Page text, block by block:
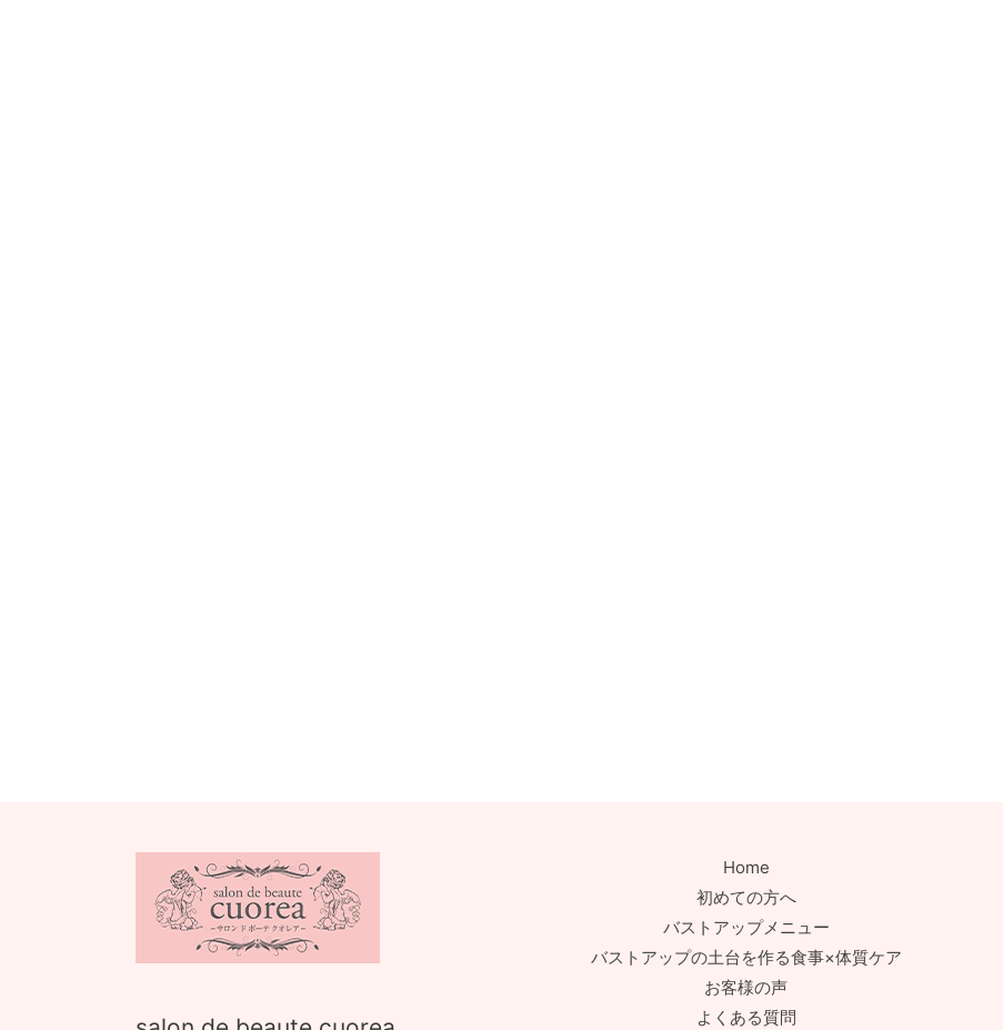
Home
初めての方へ
バストアップメニュー
バストアップの土台を作る食事×体質ケア
お客様の声
よくある質問